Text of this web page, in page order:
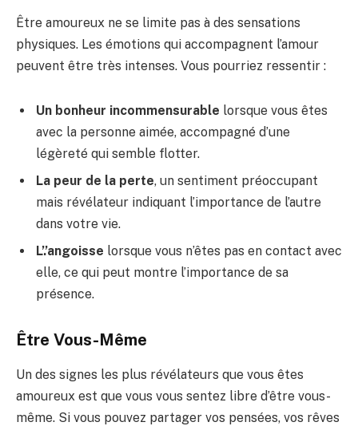
Être amoureux ne se limite pas à des sensations
physiques. Les émotions qui accompagnent l’amour
peuvent être très intenses. Vous pourriez ressentir :
Un bonheur incommensurable lorsque vous êtes
avec la personne aimée, accompagné d’une
légèreté qui semble flotter.
La peur de la perte, un sentiment préoccupant
mais révélateur indiquant l’importance de l’autre
dans votre vie.
L’.’angoisse lorsque vous n’êtes pas en contact avec
elle, ce qui peut montre l’importance de sa
présence.
Être Vous-Même
Un des signes les plus révélateurs que vous êtes
amoureux est que vous vous sentez libre d’être vous-
même. Si vous pouvez partager vos pensées, vos rêves